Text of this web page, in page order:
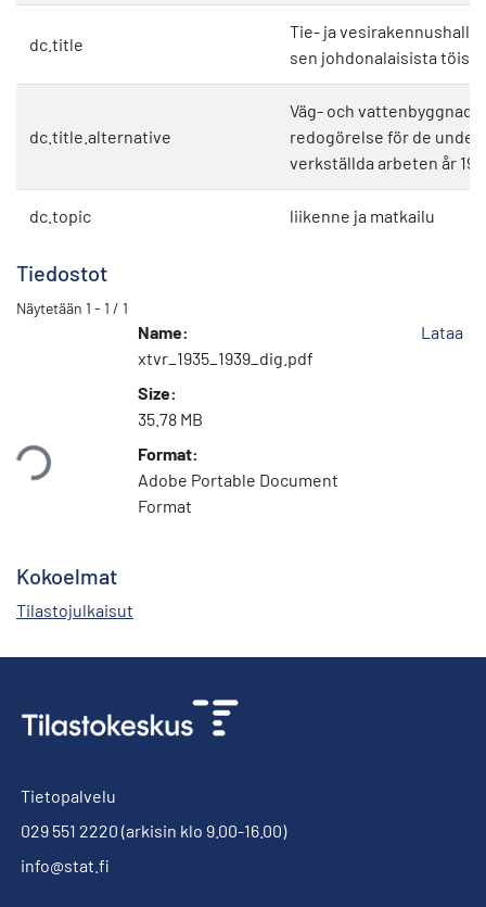
dc.title
Tie- ja
sen johdonalaisista töistä
dc.title.alternative
Väg- och
redogörelse för de under
verkställda arbeten år
dc.topic liikenne ja matkailu
Tiedostot
Näytetään 1 - 1 / 1
Name:
xtvr_1935_1939_dig.pdf
Size:
35.78 MB
Format:
Adobe Portable Document
Format
Lataa
Kokoelmat
Tilastojulkaisut
Tietopalvelu
029 551 2220 (arkisin klo 9.00-16.00)
info@stat.fi